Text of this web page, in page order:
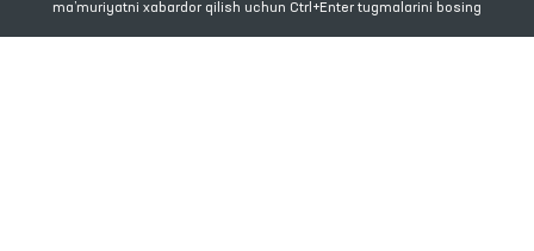
ma’muriyatni xabardor qilish uchun Ctrl+Enter tugmalarini bosing